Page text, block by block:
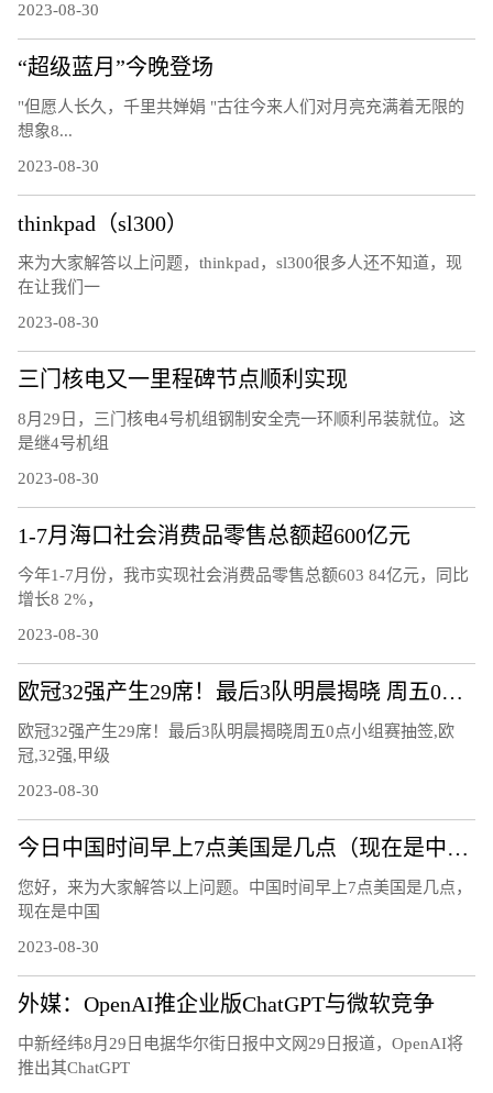
2023-08-30
“超级蓝月”今晚登场
"但愿人长久，千里共婵娟 "古往今来人们对月亮充满着无限的
想象8...
2023-08-30
thinkpad（sl300）
来为大家解答以上问题，thinkpad，sl300很多人还不知道，现
在让我们一
2023-08-30
三门核电又一里程碑节点顺利实现
8月29日，三门核电4号机组钢制安全壳一环顺利吊装就位。这
是继4号机组
2023-08-30
1-7月海口社会消费品零售总额超600亿元
今年1-7月份，我市实现社会消费品零售总额603 84亿元，同比
增长8 2%，
2023-08-30
欧冠32强产生29席！最后3队明晨揭晓 周五0点小组赛抽签
欧冠32强产生29席！最后3队明晨揭晓周五0点小组赛抽签,欧
冠,32强,甲级
2023-08-30
今日中国时间早上7点美国是几点（现在是中国时间上午7点，美国是几点呢）
您好，来为大家解答以上问题。中国时间早上7点美国是几点，
现在是中国
2023-08-30
外媒：OpenAI推企业版ChatGPT与微软竞争
中新经纬8月29日电据华尔街日报中文网29日报道，OpenAI将
推出其ChatGPT